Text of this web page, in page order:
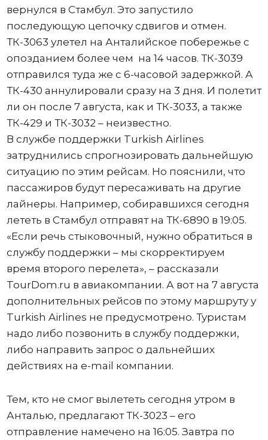
вернулся в Стамбул. Это запустило
последующую цепочку сдвигов и отмен.
ТК-3063 улетел на Анталийское побережье с
опозданием более чем на 14 часов. ТК-3039
отправился туда же с 6-часовой задержкой. А
ТК-430 аннулировали сразу на 3 дня. И полетит
ли он после 7 августа, как и ТК-3033, а также
ТК-429 и ТК-3032 – неизвестно.
В службе поддержки Turkish Airlines
затруднились спрогнозировать дальнейшую
ситуацию по этим рейсам. Но пояснили, что
пассажиров будут пересаживать на другие
лайнеры. Например, собиравшихся сегодня
лететь в Стамбул отправят на ТК-6890 в 19:05.
«Если речь стыковочный, нужно обратиться в
службу поддержки – мы скорректируем
время второго перелета», – рассказали
TourDоm.ru в авиакомпании. А вот на 7 августа
дополнительных рейсов по этому маршруту у
Turkish Airlines не предусмотрено. Туристам
надо либо позвонить в службу поддержки,
либо направить запрос о дальнейших
действиях на e-mail компании.
Тем, кто не смог вылететь сегодня утром в
Анталью, предлагают ТК-3023 – его
отправление намечено на 16:05. Завтра по